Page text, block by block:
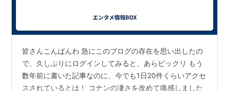
皆さんこんばんわ 急にこのブログの存在を思い出したの
で、久しぶりにログインしてみると、あらビックリ もう
数年前に書いた記事なのに、今でも1日20件くらいアクセ
スされているとは！ コナンの凄さを改めて痛感しました